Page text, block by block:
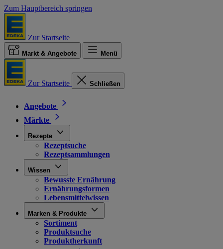
Zum Hauptbereich springen
Zur Startseite
Markt & Angebote Menü
Zur Startseite Schließen
Angebote
Märkte
Rezepte
Rezeptsuche
Rezeptsammlungen
Wissen
Bewusste Ernährung
Ernährungsformen
Lebensmittelwissen
Marken & Produkte
Sortiment
Produktsuche
Produktherkunft